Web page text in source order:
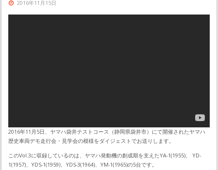
2016年11月15日
2016年11月5日、ヤマハ袋井テストコース（静岡県袋井市）にて開催されたヤマハ
歴史車両デモ走行会・見学会の模様をダイジェストでお送りします。
このVol.3に収録しているのは、ヤマハ発動機の創成期を支えたYA-1(1955)、 YD-
1(1957)、YDS-1(1959)、YDS-3(1964)、YM-1(1965)の5台です。